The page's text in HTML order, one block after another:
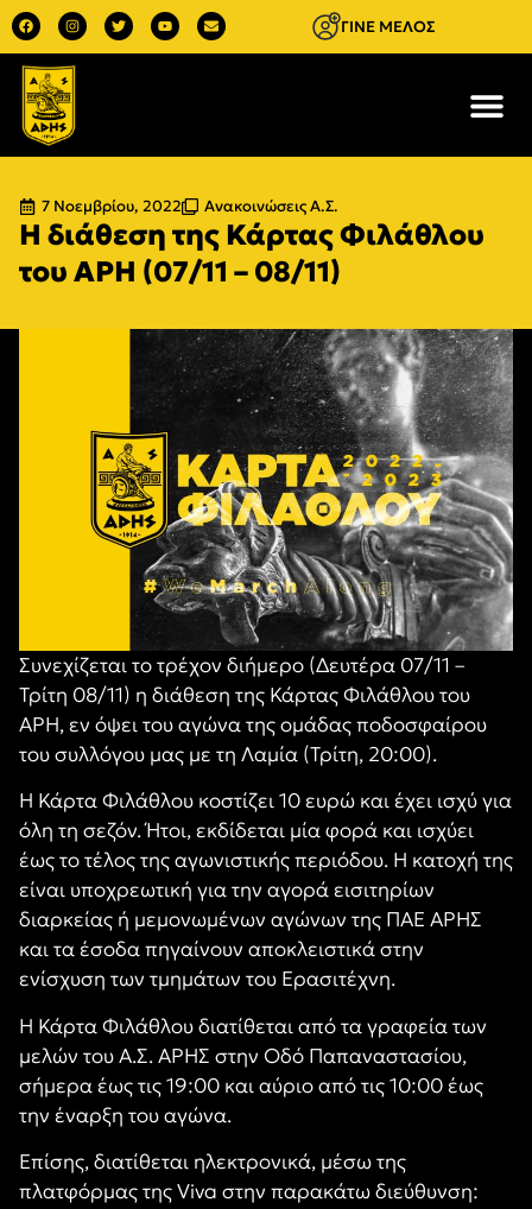
ΓΙΝΕ ΜΕΛΟΣ
7 Νοεμβρίου, 2022 Ανακοινώσεις Α.Σ.
Η διάθεση της Κάρτας Φιλάθλου
του ΑΡΗ (07/11 – 08/11)
Συνεχίζεται το τρέχον διήμερο (Δευτέρα 07/11 –
Τρίτη 08/11) η διάθεση της Κάρτας Φιλάθλου του
ΑΡΗ, εν όψει του αγώνα της ομάδας ποδοσφαίρου
του συλλόγου μας με τη Λαμία (Τρίτη, 20:00).
Η Κάρτα Φιλάθλου κοστίζει 10 ευρώ και έχει ισχύ για
όλη τη σεζόν. Ήτοι, εκδίδεται μία φορά και ισχύει
έως το τέλος της αγωνιστικής περιόδου. Η κατοχή της
είναι υποχρεωτική για την αγορά εισιτηρίων
διαρκείας ή μεμονωμένων αγώνων της ΠΑΕ ΑΡΗΣ
και τα έσοδα πηγαίνουν αποκλειστικά στην
ενίσχυση των τμημάτων του Ερασιτέχνη.
Η Κάρτα Φιλάθλου διατίθεται από τα γραφεία των
μελών του Α.Σ. ΑΡΗΣ στην Οδό Παπαναστασίου,
σήμερα έως τις 19:00 και αύριο από τις 10:00 έως
την έναρξη του αγώνα.
Επίσης, διατίθεται ηλεκτρονικά, μέσω της
πλατφόρμας της Viva στην παρακάτω διεύθυνση: